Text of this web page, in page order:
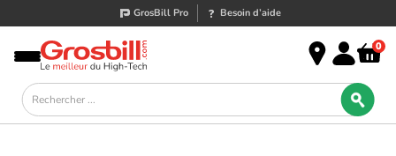
GrosBill Pro Besoin d’aide
0